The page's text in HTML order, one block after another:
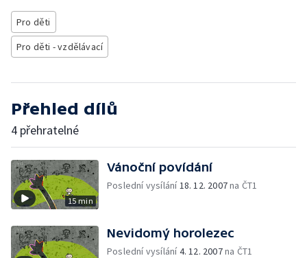
Pro děti
Pro děti - vzdělávací
Přehled dílů
4 přehratelné
15 min
Vánoční povídání
Poslední vysílání18. 12. 2007na ČT1
Nevidomý horolezec
Poslední vysílání4. 12. 2007na ČT1